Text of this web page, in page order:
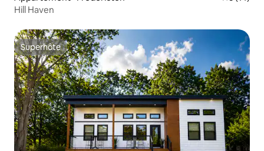
Hill Haven
Superhôte
Superhôte